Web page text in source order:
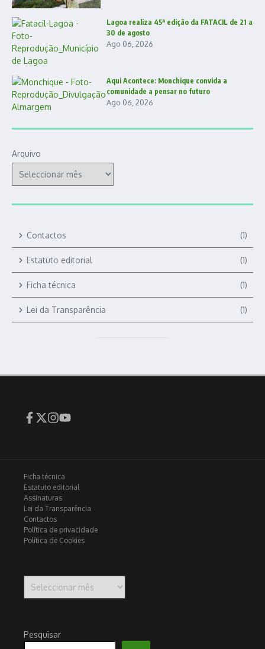
Lagoa realiza 45ª edição da FATACIL de 21 a
30 de agosto
Ago 06, 2026
Aqui Acontece: Monchique convida a
comunidade a pensar no futuro
Ago 06, 2026
Arquivo
Contactos (1)
Estatuto editorial (1)
Ficha técnica (1)
Lei da Transparência (1)
Ficha técnica
Estatuto editorial
Assinaturas
Lei da Transparência
Contactos
Política de privacidade
Política de Cookies
Pesquisar